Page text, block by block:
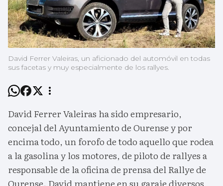
David Ferrer Valeiras, un aficionado del automóvil en todas
sus facetas y muy especialmente de los rallyes.
David Ferrer Valeiras ha sido empresario,
concejal del Ayuntamiento de Ourense y por
encima todo, un forofo de todo aquello que rodea
a la gasolina y los motores, de piloto de rallyes a
responsable de la oficina de prensa del Rallye de
Ourense. David mantiene en su garaje diversos